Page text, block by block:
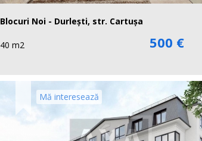
Blocuri Noi - Durlești, str. Cartușa
40 m2 500 €
Mă interesează